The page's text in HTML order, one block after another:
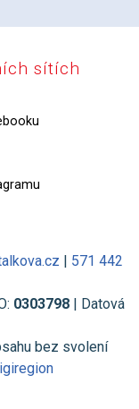
sítích
| 571 442
0303798| Datová
bez svolení